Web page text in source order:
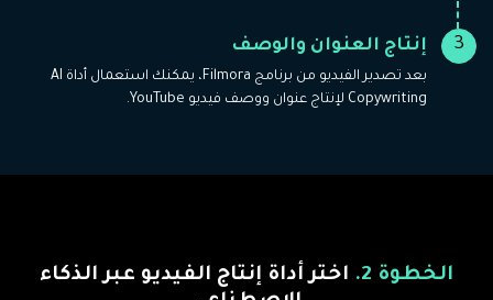
3 إنتاج العنوان والوصف
بعد تصدير الفيديو من برنامج Filmora، يمكنك استعمال أداة AI
Copywriting لإنتاج عنوان ووصف فيديو YouTube.
الخطوة 2.
اختر أداة إنتاج الفيديو عبر الذكاء